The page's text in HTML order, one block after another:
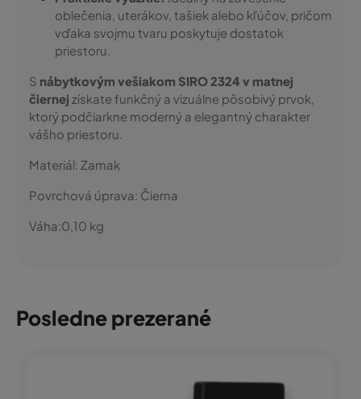
oblečenia, uterákov, tašiek alebo kľúčov, pričom
vďaka svojmu tvaru poskytuje dostatok
priestoru.
S nábytkovým vešiakom SIRO 2324 v matnej
čiernej získate funkčný a vizuálne pôsobivý prvok,
ktorý podčiarkne moderný a elegantný charakter
vášho priestoru.
Materiál: Zamak
Povrchová úprava: Čierna
Váha:0,10 kg
Posledne prezerané